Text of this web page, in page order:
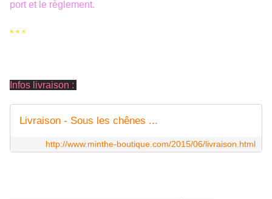
port et le règlement.
* * *
Infos livraison :
Livraison - Sous les chênes ...
http://www.minthe-boutique.com/2015/06/livraison.html